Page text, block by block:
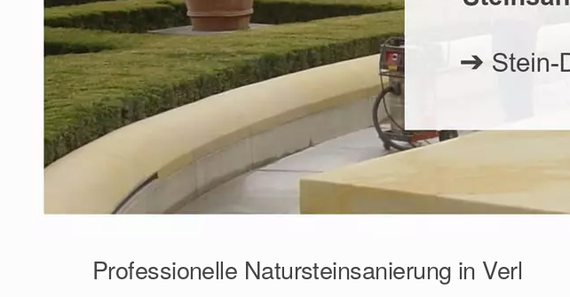
Professionelle Natursteinsanierung in Verl